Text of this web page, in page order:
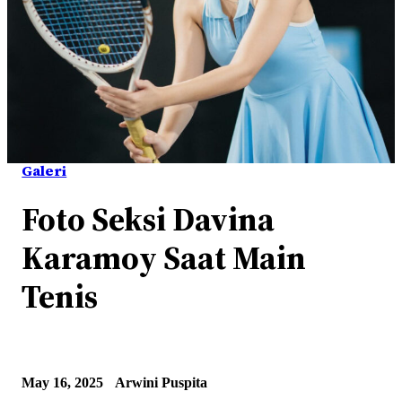
Galeri
Foto Seksi Davina
Karamoy Saat Main
Tenis
May 16, 2025 Arwini Puspita